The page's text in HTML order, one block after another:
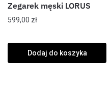
Zegarek męski LORUS
599,00 zł
Dodaj do koszyka